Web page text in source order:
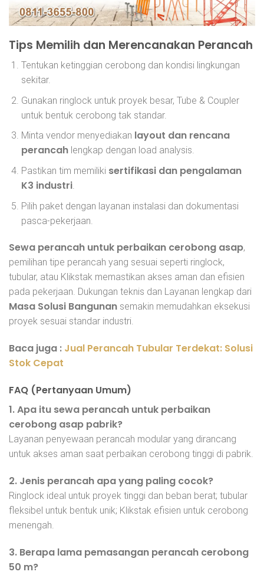
Tips Memilih dan Merencanakan Perancah
Tentukan ketinggian cerobong dan kondisi lingkungan
sekitar.
Gunakan ringlock untuk proyek besar, Tube & Coupler
untuk bentuk cerobong tak standar.
Minta vendor menyediakan layout dan rencana
perancahlengkap dengan load analysis.
Pastikan tim memiliki sertifikasi dan pengalaman
K3 industri.
Pilih paket dengan layanan instalasi dan dokumentasi
pasca-pekerjaan.
Sewa perancah untuk perbaikan cerobong asap,
pemilihan tipe perancah yang sesuai seperti ringlock,
tubular, atau Klikstak memastikan akses aman dan efisien
pada pekerjaan. Dukungan teknis dan Layanan lengkap dari
Masa Solusi Bangunan semakin memudahkan eksekusi
proyek sesuai standar industri.
Baca juga : Jual Perancah Tubular Terdekat: Solusi
Stok Cepat
FAQ (Pertanyaan Umum)
1. Apa itu sewa perancah untuk perbaikan
cerobong asap pabrik?
Layanan penyewaan perancah modular yang dirancang
untuk akses aman saat perbaikan cerobong tinggi di pabrik.
2. Jenis perancah apa yang paling cocok?
Ringlock ideal untuk proyek tinggi dan beban berat; tubular
fleksibel untuk bentuk unik; Klikstak efisien untuk cerobong
menengah.
3. Berapa lama pemasangan perancah cerobong
50 m?